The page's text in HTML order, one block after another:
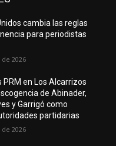
cambia las reglas
para periodistas
2026
PRM en Los Alcarrizos
de Abinader,
y Garrigó como
partidarias
2026